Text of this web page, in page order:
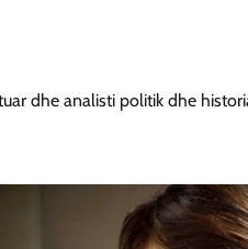
dhe analisti politik dhe